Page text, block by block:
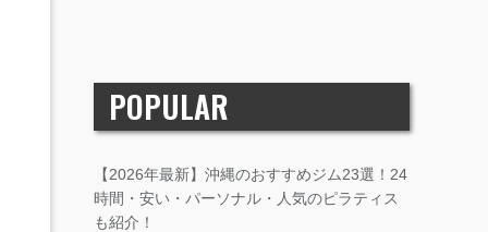
POPULAR
【2026年最新】沖縄のおすすめジム23選！24
時間・安い・パーソナル・人気のピラティス
も紹介！